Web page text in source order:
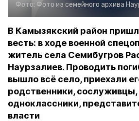
Фото: Фото из семейного архива
В Камызякский район
весть: в ходе военной
житель села Семибугров
Наурзалиев. Проводить
вышло всё село, приехали
родственники, сослуживцы,
одноклассники,
власти